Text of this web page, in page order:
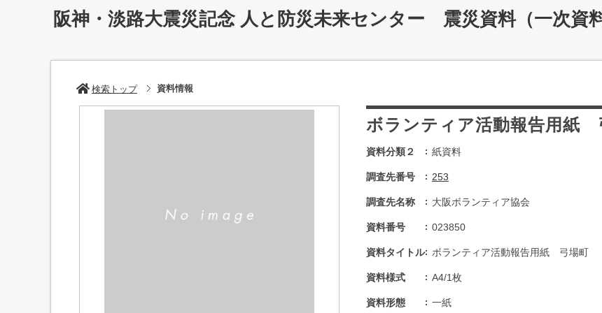
阪神・淡路大震災記念 人と防災未来センター 震災資料（一次資
検索トップ 資料情報
ボランティア活動報告用紙
資料分類２ 紙資料
調査先番号 253
調査先名称 大阪ボランティア協会
資料番号 023850
資料タイトル ボランティア活動報告用紙 弓場町
資料様式 A4/1枚
資料形態 一紙